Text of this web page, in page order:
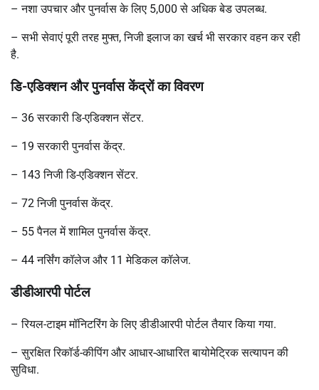
–नशा उपचार और पुनर्वास के लिए 5,000 से अधिक बेड उपलब्ध.
–सभी सेवाएं पूरी तरह मुफ्त, निजी इलाज का खर्च भी सरकार वहन कर रही
है.
डि-एडिक्शन और पुनर्वास केंद्रों का विवरण
– 36सरकारी डि-एडिक्शन सेंटर.
– 19सरकारी पुनर्वास केंद्र.
– 143निजी डि-एडिक्शन सेंटर.
– 72निजी पुनर्वास केंद्र.
– 55पैनल में शामिल पुनर्वास केंद्र.
– 44नर्सिंग कॉलेज और 11 मेडिकल कॉलेज.
डीडीआरपी पोर्टल
–रियल-टाइम मॉनिटरिंग के लिए डीडीआरपी पोर्टल तैयार किया गया.
–सुरक्षित रिकॉर्ड-कीपिंग और आधार-आधारित बायोमेट्रिक सत्यापन की
सुविधा.